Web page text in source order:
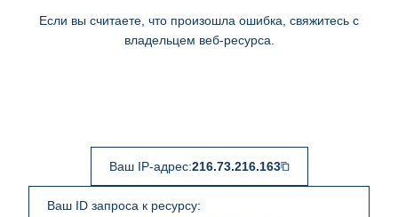
Если вы считаете, что произошла ошибка, свяжитесь с
владельцем веб-ресурса.
Ваш IP-адрес:216.73.216.163
Ваш ID запроса к ресурсу: